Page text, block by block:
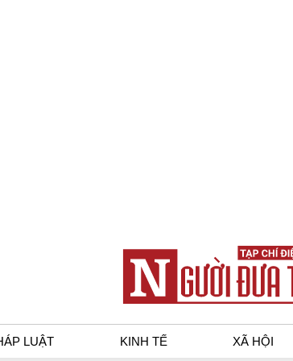
LUẬT KINH TẾ XÃ HỘI